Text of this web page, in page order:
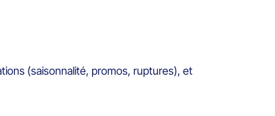
(saisonnalité, promos, ruptures), et